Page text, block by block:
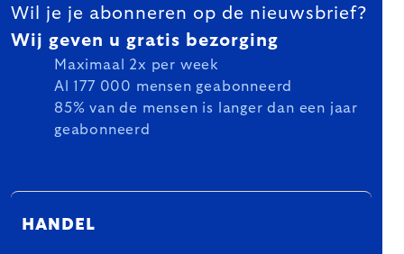
Wil je je abonneren op de nieuwsbrief?
Wij geven u gratis bezorging
Maximaal 2x per week
Al 177 000 mensen geabonneerd
85% van de mensen is langer dan een jaar
geabonneerd
HANDEL